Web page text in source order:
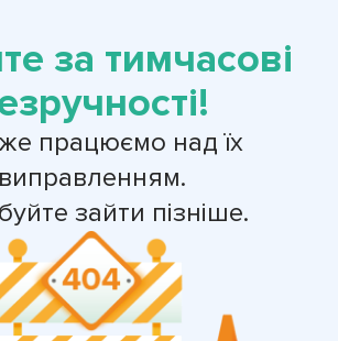
за тимчасові
працюємо над їх
виправленням.
зайти пізніше.